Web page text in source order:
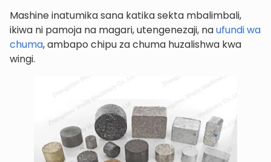
Mashine inatumika sana katika sekta mbalimbali,
ikiwa ni pamoja na magari, utengenezaji, naufundi wa
chuma, ambapo chipu za chuma huzalishwa kwa
wingi.